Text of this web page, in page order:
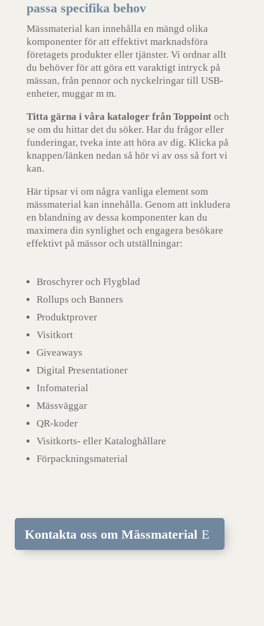
passa specifika behov
Mässmaterial kan innehålla en mängd olika
komponenter för att effektivt marknadsföra
företagets produkter eller tjänster. Vi ordnar allt
du behöver för att göra ett varaktigt intryck på
mässan, från pennor och nyckelringar till USB-
enheter, muggar m m.
Titta gärna i våra kataloger från Toppointoch
se om du hittar det du söker. Har du frågor eller
funderingar, tveka inte att höra av dig. Klicka på
knappen/länken nedan så hör vi av oss så fort vi
kan.
Här tipsar vi om några vanliga element som
mässmaterial kan innehålla. Genom att inkludera
en blandning av dessa komponenter kan du
maximera din synlighet och engagera besökare
effektivt på mässor och utställningar:
Broschyrer och Flygblad
Rollups och Banners
Produktprover
Visitkort
Giveaways
Digital Presentationer
Infomaterial
Mässväggar
QR-koder
Visitkorts- eller Kataloghållare
Förpackningsmaterial
Kontakta oss om Mässmaterial